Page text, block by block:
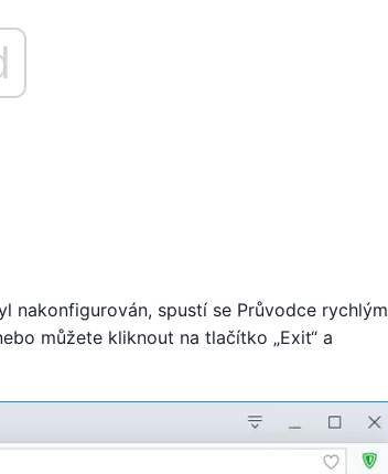
nakonfigurován, spustí se Průvodce rychlým
můžete kliknout na tlačítko „Exit“ a